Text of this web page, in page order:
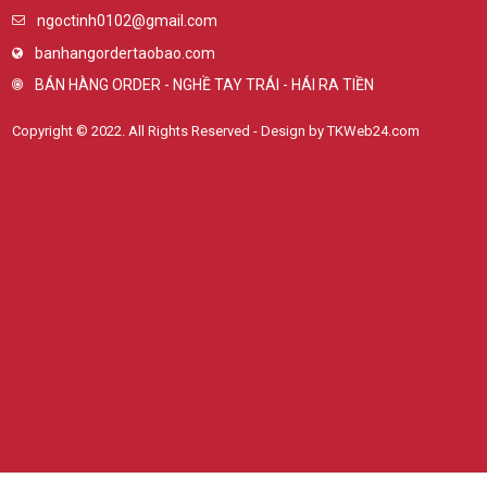
ngoctinh0102@gmail.com
banhangordertaobao.com
BÁN HÀNG ORDER - NGHỀ TAY TRÁI - HÁI RA TIỀN
Copyright © 2022. All Rights Reserved - Design by TKWeb24.com